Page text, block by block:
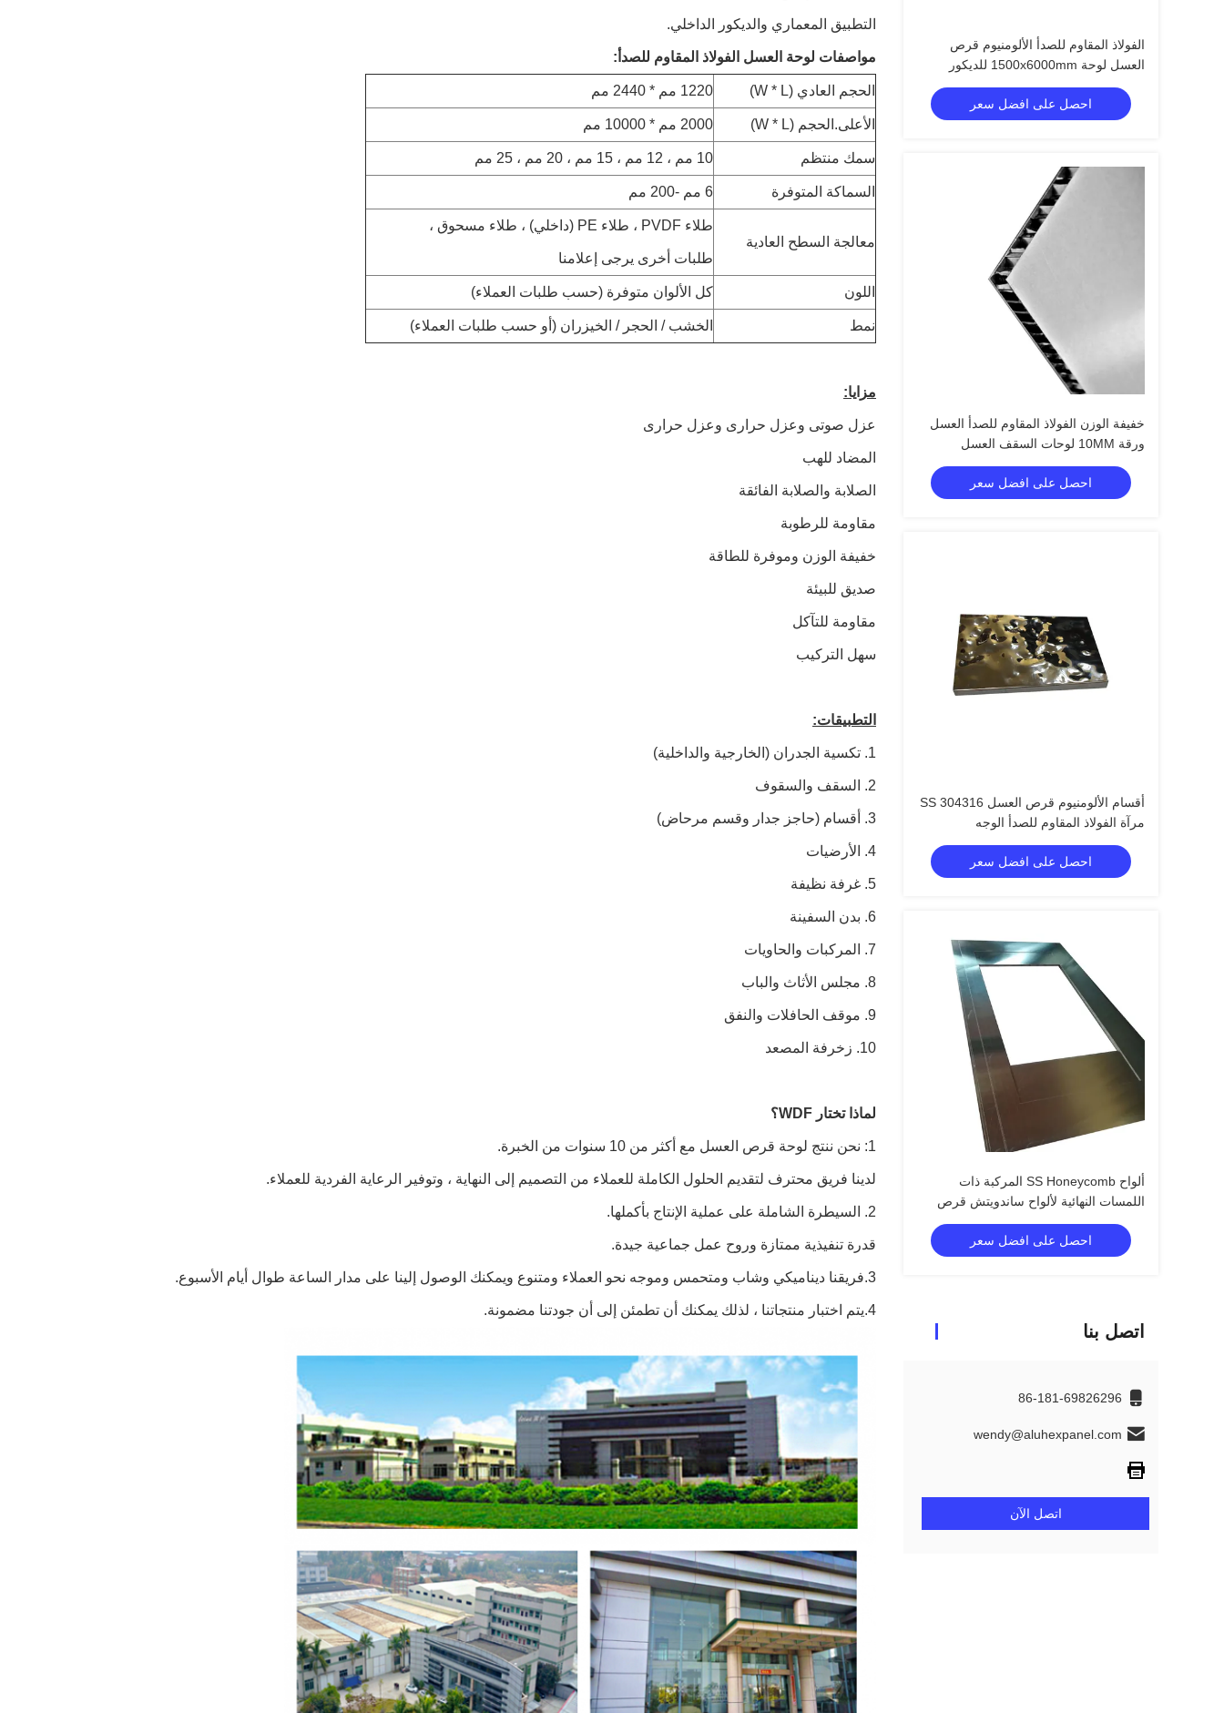
الفولاذ المقاوم للصدأ الألومنيوم قرص
العسل لوحة 1500x6000mm للديكور
احصل على افضل سعر
خفيفة الوزن الفولاذ المقاوم للصدأ العسل
ورقة 10MM لوحات السقف العسل
احصل على افضل سعر
أقسام الألومنيوم قرص العسل SS 304316
مرآة الفولاذ المقاوم للصدأ الوجه
احصل على افضل سعر
ألواح SS Honeycomb المركبة ذات
اللمسات النهائية لألواح ساندويتش قرص
العسل
احصل على افضل سعر
اتصل بنا
86-181-69826296
wendy@aluhexpanel.com
اتصل الآن
التطبيق المعماري والديكور الداخلي.
مواصفات لوحة العسل الفولاذ المقاوم للصدأ:
الحجم العادي (W * L) 1220 مم * 2440 مم
الأعلى.الحجم (W * L) 2000 مم * 10000 مم
سمك منتظم 10 مم ، 12 مم ، 15 مم ، 20 مم ، 25 مم
السماكة المتوفرة 6 مم -200 مم
معالجة السطح العادية
طلاء PVDF ، طلاء PE (داخلي) ، طلاء مسحوق ،
طلبات أخرى يرجى إعلامنا
اللون كل الألوان متوفرة (حسب طلبات العملاء)
نمط الخشب / الحجر / الخيزران (أو حسب طلبات العملاء)
مزايا:
عزل صوتى وعزل حرارى وعزل حرارى
المضاد للهب
الصلابة والصلابة الفائقة
مقاومة للرطوبة
خفيفة الوزن وموفرة للطاقة
صديق للبيئة
مقاومة للتآكل
سهل التركيب
التطبيقات:
1. تكسية الجدران (الخارجية والداخلية)
2. السقف والسقوف
3. أقسام (حاجز جدار وقسم مرحاض)
4. الأرضيات
5. غرفة نظيفة
6. بدن السفينة
7. المركبات والحاويات
8. مجلس الأثاث والباب
9. موقف الحافلات والنفق
10. زخرفة المصعد
لماذا تختار WDF؟
1: نحن ننتج لوحة قرص العسل مع أكثر من 10 سنوات من الخبرة.
لدينا فريق محترف لتقديم الحلول الكاملة للعملاء من التصميم إلى النهاية ، وتوفير الرعاية الفردية للعملاء.
2. السيطرة الشاملة على عملية الإنتاج بأكملها.
قدرة تنفيذية ممتازة وروح عمل جماعية جيدة.
3.فريقنا ديناميكي وشاب ومتحمس وموجه نحو العملاء ومتنوع ويمكنك الوصول إلينا على مدار الساعة طوال أيام الأسبوع.
4.يتم اختبار منتجاتنا ، لذلك يمكنك أن تطمئن إلى أن جودتنا مضمونة.